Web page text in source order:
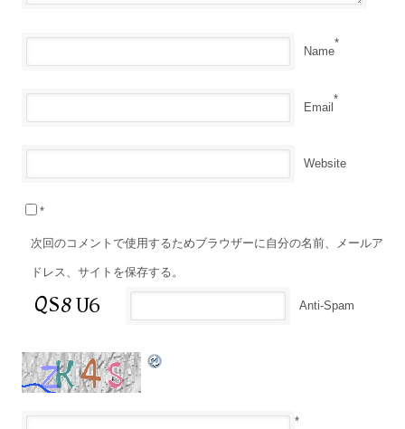
Name
*
Email
*
Website
次回のコメントで使用するためブラウザーに自分の名前、メールア
ドレス、サイトを保存する。
Anti-Spam
*
*